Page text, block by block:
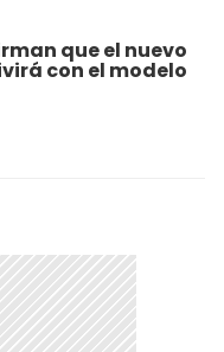
que el nuevo
con el modelo